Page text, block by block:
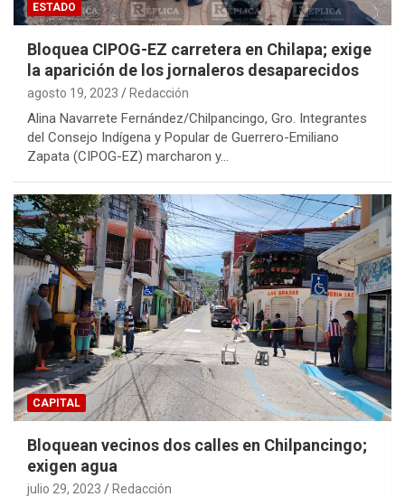
ESTADO
Bloquea CIPOG-EZ carretera en Chilapa; exige
la aparición de los jornaleros desaparecidos
agosto 19, 2023 Redacción
Alina Navarrete Fernández/Chilpancingo, Gro. Integrantes
del Consejo Indígena y Popular de Guerrero-Emiliano
Zapata (CIPOG-EZ) marcharon y…
CAPITAL
Bloquean vecinos dos calles en Chilpancingo;
exigen agua
julio 29, 2023 Redacción